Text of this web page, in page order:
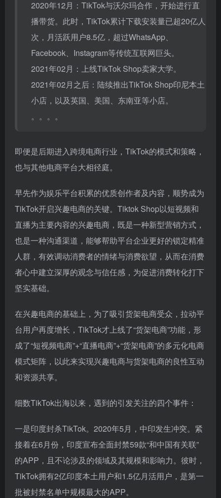
视频App：抖音。
2017年，字节跳动花费10亿美金收购musical.ly，
将其与国际抖音结合成为今天的Tiktok。
2020年10月：TikTok与独立站建站平台Shopify达
成战略合作。
2020年12月：TikTok与沃尔玛合作，开始进行直
播带货。此时，TikTok累计下载安装量已超20亿人
次，月活跃用户8.5亿，超过WhatsApp、
2021年02月：上线TikTok Shop卖家大学。
2021年02月之后：陆续推出TikTok Shop印尼本土
。。。。
即便是后期进入跨境电商行业，TikTok的模式和策略，
也与其他电商平台大相径庭。
早先作为娱乐平台积累的优质创作者及内容，顺势成为
TikTok开启兴趣电商的关键。Tiktok Shop以短视频和
也是一种沟通渠道，能够帮助平台企业更好的锁定精准
人群，有效调动消费者的情绪与消费欲望，从而在消费
者心中建立深厚的观念与信任感，为促进消费转化打下
坚实基础。
台用户再度增长，TikTok才上线了“货架电商”功能，形
成了“短视频电商”+“直播电商”+“货架电商”的多元化电商
模式矩阵，以此来实现兴趣电商与货架电商的良性互动
和资源共享。
细数TikTok出海以来，遇到的引发关注的四个事件：